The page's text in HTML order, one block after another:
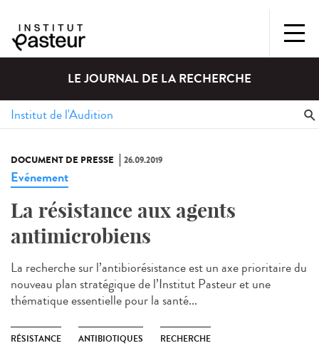
LE JOURNAL DE LA RECHERCHE
DOCUMENT DE PRESSE 26.09.2019
Evénement
La résistance aux agents
antimicrobiens
La recherche sur l’antibiorésistance est un axe prioritaire du
nouveau plan stratégique de l’Institut Pasteur et une
thématique essentielle pour la santé...
RÉSISTANCE ANTIBIOTIQUES RECHERCHE